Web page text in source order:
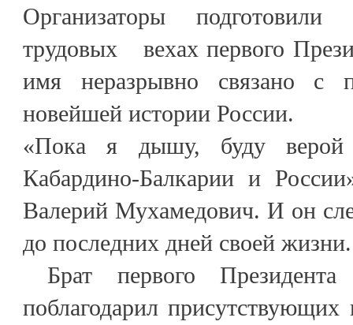
Организаторы подготовили
трудовых вехах первого
имя неразрывно связано с
новейшей истории России.
«Пока я дышу, буду верой
Кабардино-Балкарии и
Валерий Мухамедович. И он
до последних дней своей
Брат первого
поблагодарил присутствующих